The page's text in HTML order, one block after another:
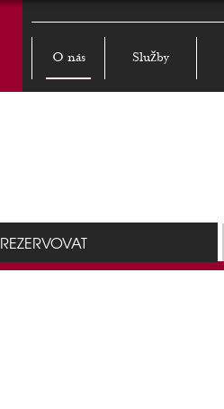
O nás Služby
REZERVOVAT